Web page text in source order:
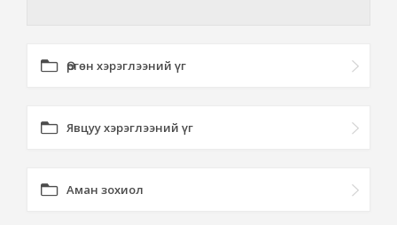
Өргөн хэрэглээний үг
Явцуу хэрэглээний үг
Аман зохиол